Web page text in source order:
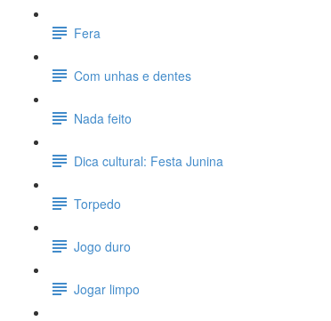
Fera
Com unhas e dentes
Nada feito
Dica cultural: Festa Junina
Torpedo
Jogo duro
Jogar limpo